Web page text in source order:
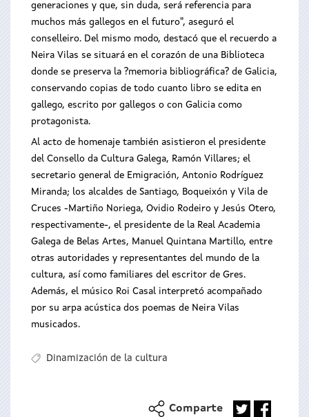
generaciones y que, sin duda, será referencia para
muchos más gallegos en el futuro", aseguró el
conselleiro. Del mismo modo, destacó que el recuerdo a
Neira Vilas se situará en el corazón de una Biblioteca
donde se preserva la ?memoria bibliográfica? de Galicia,
conservando copias de todo cuanto libro se edita en
gallego, escrito por gallegos o con Galicia como
protagonista.
Al acto de homenaje también asistieron el presidente
del Consello da Cultura Galega, Ramón Villares; el
secretario general de Emigración, Antonio Rodríguez
Miranda; los alcaldes de Santiago, Boqueixón y Vila de
Cruces -Martiño Noriega, Ovidio Rodeiro y Jesús Otero,
respectivamente-, el presidente de la Real Academia
Galega de Belas Artes, Manuel Quintana Martillo, entre
otras autoridades y representantes del mundo de la
cultura, así como familiares del escritor de Gres.
Además, el músico Roi Casal interpretó acompañado
por su arpa acústica dos poemas de Neira Vilas
musicados.
Dinamización de la cultura
Comparte